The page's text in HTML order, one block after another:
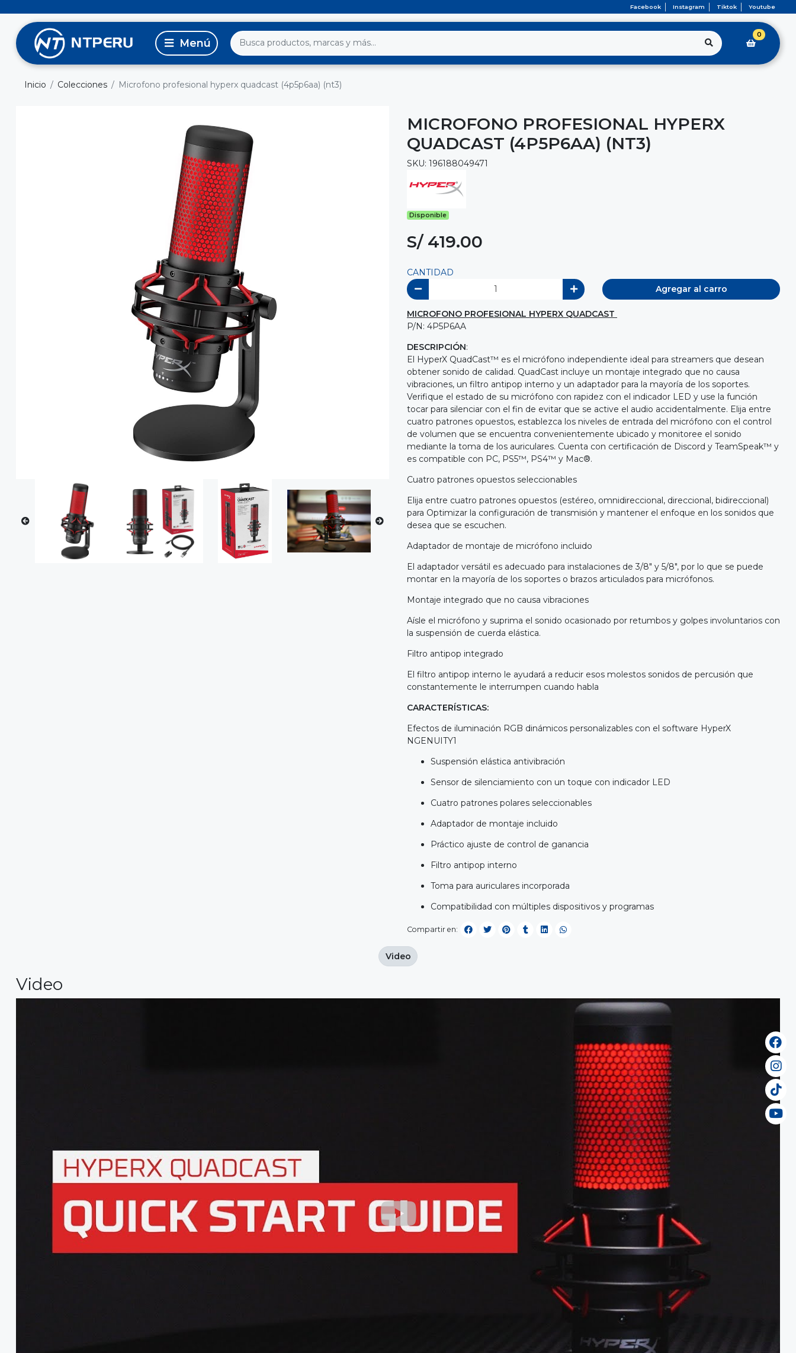
Facebook Instagram Tiktok Youtube
0
Inicio Colecciones Microfono profesional hyperx quadcast (4p5p6aa) (nt3)
MICROFONO PROFESIONAL HYPERX
QUADCAST (4P5P6AA) (NT3)
SKU: 196188049471
Disponible
S/ 419.00
CANTIDAD
Agregar al carro
MICROFONO PROFESIONAL HYPERX QUADCAST
P/N: 4P5P6AA
DESCRIPCIÓN:
El HyperX QuadCast™ es el micrófono independiente ideal para streamers que desean
obtener sonido de calidad. QuadCast incluye un montaje integrado que no causa
vibraciones, un filtro antipop interno y un adaptador para la mayoría de los soportes.
Verifique el estado de su micrófono con rapidez con el indicador LED y use la función
tocar para silenciar con el fin de evitar que se active el audio accidentalmente. Elija entre
cuatro patrones opuestos, establezca los niveles de entrada del micrófono con el control
de volumen que se encuentra convenientemente ubicado y monitoree el sonido
mediante la toma de los auriculares. Cuenta con certificación de Discord y TeamSpeak™ y
es compatible con PC, PS5™, PS4™ y Mac®.
Cuatro patrones opuestos seleccionables
Elija entre cuatro patrones opuestos (estéreo, omnidireccional, direccional, bidireccional)
para Optimizar la configuración de transmisión y mantener el enfoque en los sonidos que
desea que se escuchen.
Adaptador de montaje de micrófono incluido
El adaptador versátil es adecuado para instalaciones de 3/8" y 5/8", por lo que se puede
montar en la mayoría de los soportes o brazos articulados para micrófonos.
Montaje integrado que no causa vibraciones
Aísle el micrófono y suprima el sonido ocasionado por retumbos y golpes involuntarios con
la suspensión de cuerda elástica.
Filtro antipop integrado
El filtro antipop interno le ayudará a reducir esos molestos sonidos de percusión que
constantemente le interrumpen cuando habla
CARACTERÍSTICAS:
Efectos de iluminación RGB dinámicos personalizables con el software HyperX
NGENUITY1
Suspensión elástica antivibración
Sensor de silenciamiento con un toque con indicador LED
Cuatro patrones polares seleccionables
Adaptador de montaje incluido
Práctico ajuste de control de ganancia
Filtro antipop interno
Toma para auriculares incorporada
Compatibilidad con múltiples dispositivos y programas
Compartir en:
Video
Video